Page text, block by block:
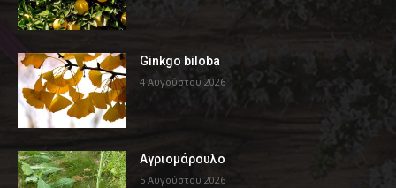
Ginkgo biloba
4 Αυγούστου 2026
Αγριομάρουλο
5 Αυγούστου 2026